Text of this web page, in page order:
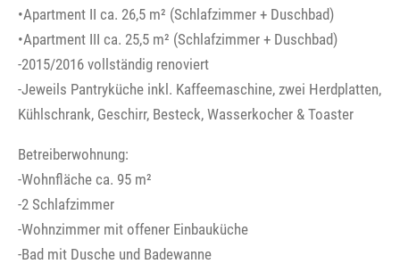
•Apartment II ca. 26,5 m² (Schlafzimmer + Duschbad)
•Apartment III ca. 25,5 m² (Schlafzimmer + Duschbad)
-2015/2016 vollständig renoviert
-Jeweils Pantryküche inkl. Kaffeemaschine, zwei Herdplatten,
Kühlschrank, Geschirr, Besteck, Wasserkocher & Toaster
Betreiberwohnung:
-Wohnfläche ca. 95 m²
-2 Schlafzimmer
-Wohnzimmer mit offener Einbauküche
-Bad mit Dusche und Badewanne